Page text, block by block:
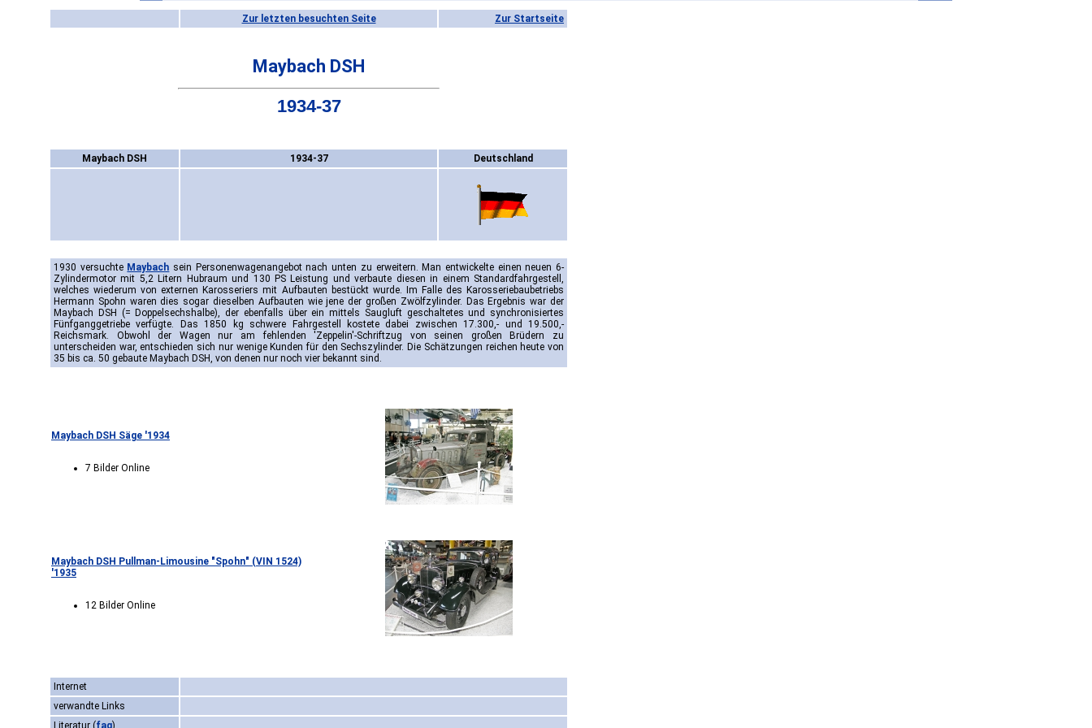
Zur letzten besuchten Seite Zur Startseite
Maybach DSH
1934-37
Maybach DSH 1934-37 Deutschland
1930 versuchte Maybach sein Personenwagenangebot nach unten zu erweitern. Man entwickelte einen neuen 6-
Zylindermotor mit 5,2 Litern Hubraum und 130 PS Leistung und verbaute diesen in einem Standardfahrgestell,
welches wiederum von externen Karosseriers mit Aufbauten bestückt wurde. Im Falle des Karosseriebaubetriebs
Hermann Spohn waren dies sogar dieselben Aufbauten wie jene der großen Zwölfzylinder. Das Ergebnis war der
Maybach DSH (= Doppelsechshalbe), der ebenfalls über ein mittels Saugluft geschaltetes und synchronisiertes
Fünfganggetriebe verfügte. Das 1850 kg schwere Fahrgestell kostete dabei zwischen 17.300,- und 19.500,-
Reichsmark. Obwohl der Wagen nur am fehlenden 'Zeppelin'-Schriftzug von seinen großen Brüdern zu
unterscheiden war, entschieden sich nur wenige Kunden für den Sechszylinder. Die Schätzungen reichen heute von
35 bis ca. 50 gebaute Maybach DSH, von denen nur noch vier bekannt sind.
Maybach DSH Säge '1934
7 Bilder Online
Maybach DSH Pullman-Limousine "Spohn" (VIN 1524)
'1935
12 Bilder Online
Internet
verwandte Links